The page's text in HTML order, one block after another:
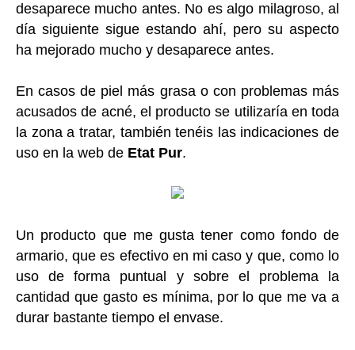
desaparece mucho antes. No es algo milagroso, al
día siguiente sigue estando ahí, pero su aspecto
ha mejorado mucho y desaparece antes.
En casos de piel más grasa o con problemas más
acusados de acné, el producto se utilizaría en toda
la zona a tratar, también tenéis las indicaciones de
uso en la web de Etat Pur.
Un producto que me gusta tener como fondo de
armario, que es efectivo en mi caso y que, como lo
uso de forma puntual y sobre el problema la
cantidad que gasto es mínima, por lo que me va a
durar bastante tiempo el envase.